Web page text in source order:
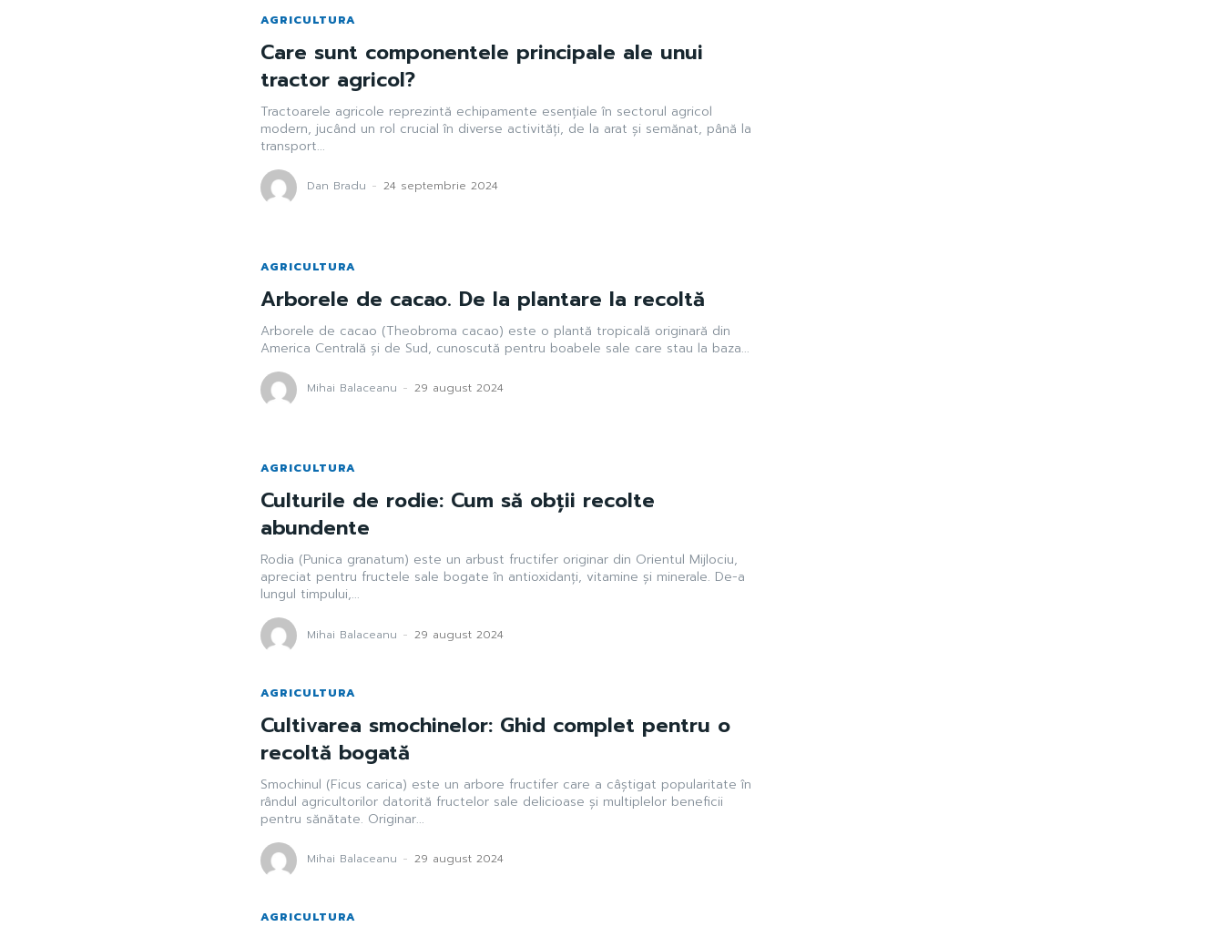
AGRICULTURA
Care sunt componentele principale ale unui
tractor agricol?
Tractoarele agricole reprezintă echipamente esențiale în sectorul agricol
modern, jucând un rol crucial în diverse activități, de la arat și semănat, până la
transport...
Dan Bradu - 24 septembrie 2024
AGRICULTURA
Arborele de cacao. De la plantare la recoltă
Arborele de cacao (Theobroma cacao) este o plantă tropicală originară din
America Centrală și de Sud, cunoscută pentru boabele sale care stau la baza...
Mihai Balaceanu - 29 august 2024
AGRICULTURA
Culturile de rodie: Cum să obții recolte
abundente
Rodia (Punica granatum) este un arbust fructifer originar din Orientul Mijlociu,
apreciat pentru fructele sale bogate în antioxidanți, vitamine și minerale. De-a
lungul timpului,...
Mihai Balaceanu - 29 august 2024
AGRICULTURA
Cultivarea smochinelor: Ghid complet pentru o
recoltă bogată
Smochinul (Ficus carica) este un arbore fructifer care a câștigat popularitate în
rândul agricultorilor datorită fructelor sale delicioase și multiplelor beneficii
pentru sănătate. Originar...
Mihai Balaceanu - 29 august 2024
AGRICULTURA